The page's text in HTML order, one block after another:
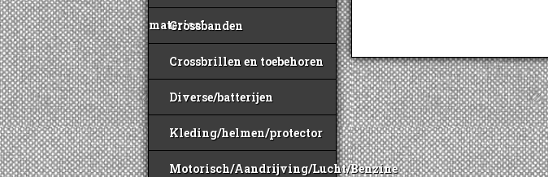
materiaal
Crossbanden
Crossbrillen en toebehoren
Diverse/batterijen
Kleding/helmen/protector
Motorisch/Aandrijving/Lucht/Benzine